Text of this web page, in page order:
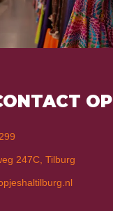
OP
247C, Tilburg